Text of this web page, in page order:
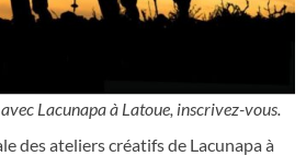
Lacunapa à Latoue, inscrivez-vous.
des ateliers créatifs de Lacunapa à